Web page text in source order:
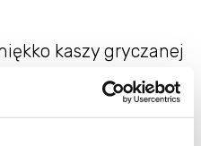
kaszy gryczanej
(może być z